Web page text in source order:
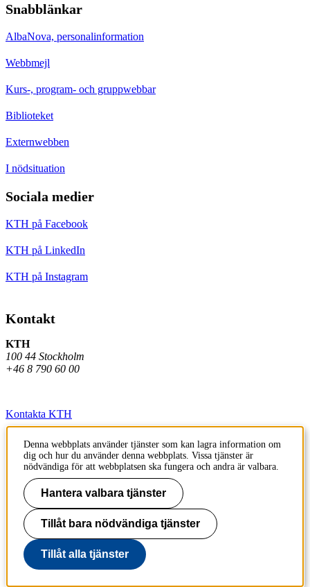
Snabblänkar
AlbaNova, personalinformation
Webbmejl
Kurs-, program- och gruppwebbar
Biblioteket
Externwebben
I nödsituation
Sociala medier
KTH på Facebook
KTH på LinkedIn
KTH på Instagram
Kontakt
KTH
100 44 Stockholm
+46 8 790 60 00
Kontakta KTH
Jobba på KTH
Press och media
Faktura och betalning KTH
Om KTH:s webbplatser
Tillgänglighetsredogörelse
Denna webbplats använder tjänster som kan lagra information om
dig och hur du använder denna webbplats. Vissa tjänster är
nödvändiga för att webbplatsen ska fungera och andra är valbara.
Hantera valbara tjänster
Tillåt bara nödvändiga tjänster
Tillåt alla tjänster